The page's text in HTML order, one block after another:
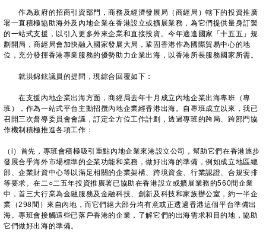
作為政府的招商引資部門，商務及經濟發展局（商經局）轄下的投資推廣
署一直積極協助海外及內地企業在香港設立或擴展業務，為它們提供量身訂製
的一站式支援，以引入更多外來企業和直接投資。今年適逢國家「十五五」規
劃開局，商經局會加快融入國家發展大局，鞏固香港作為國際貿易中心的地
位，充分發揮香港專業服務的優勢助力企業出海，以香港所長服務國家所需。
就洪錦鉉議員的提問，現綜合回覆如下：
在支援內地企業出海方面，商經局去年十月成立內地企業出海專班（專
班），作為一站式平台主動招攬內地企業經香港出海。自專班成立以來，我已
召開三次督導委員會會議，訂定全方位工作計劃，透過專班的跨局、跨部門協
作機制積極推進各項工作：
（i）首先，專班會積極吸引重點內地企業來港設立公司，幫助它們在香港逐步
發展合乎海外市場標準的企業功能和業務，做好出海的準備，例如成立地區總
部、企業財資中心等以滿足相關的企業架構、跨境資金、行業認證、合規安排
等要求。在二○二五年投資推廣署已協助在香港設立或擴展業務的560間企業
中，首三大行業為金融服務及金融科技、創新及科技和家族辦公室，約一半企
業（298間）來自內地，而它們絕大部分均有意或正透過香港這個平台準備出
海。專班會接觸這些已落戶香港的企業，了解它們的出海需求和目的地，協助
它們做好出海的準備。